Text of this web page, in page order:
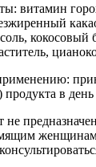
витамин
в